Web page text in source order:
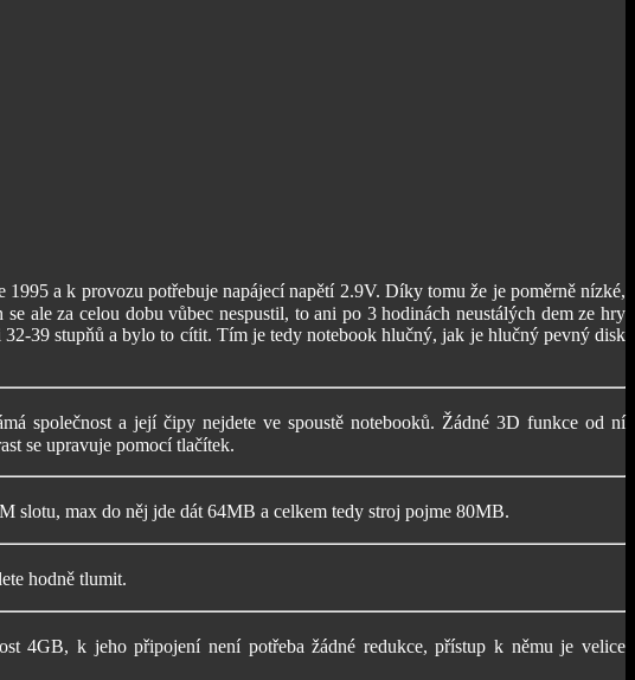
a k provozu potřebuje napájecí napětí 2.9V. Díky tomu že je poměrně nízké,
ale za celou dobu vůbec nespustil, to ani po 3 hodinách neustálých dem ze hry
39 stupňů a bylo to cítit. Tím je tedy notebook hlučný, jak je hlučný pevný disk
společnost a její čipy nejdete ve spoustě notebooků. Žádné 3D funkce od ní
se upravuje pomocí tlačítek.
slotu, max do něj jde dát 64MB a celkem tedy stroj pojme 80MB.
hodně tlumit.
4GB, k jeho připojení není potřeba žádné redukce, přístup k němu je velice